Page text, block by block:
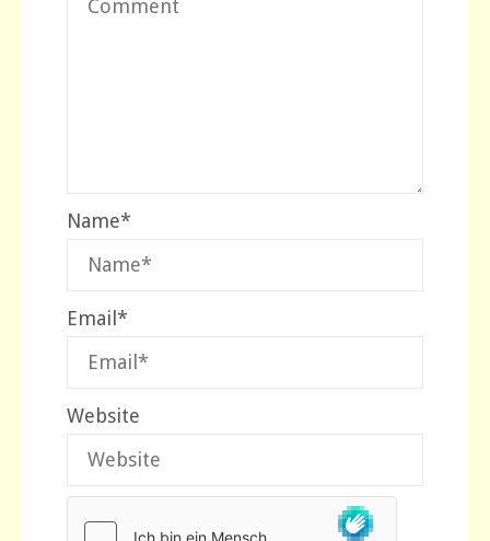
Name*
Email*
Website